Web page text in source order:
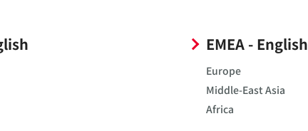
EMEA - English
Europe
Middle-East Asia
Africa
15.7 13.0